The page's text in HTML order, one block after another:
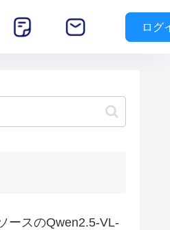
ログ
ースのQwen2.5-VL-